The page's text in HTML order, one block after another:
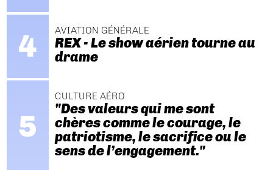
AVIATION GÉNÉRALE
REX - Le show aérien tourne au
drame
CULTURE AÉRO
"Des valeurs qui me sont
chères comme le courage, le
patriotisme, le sacrifice ou le
sens de l’engagement."